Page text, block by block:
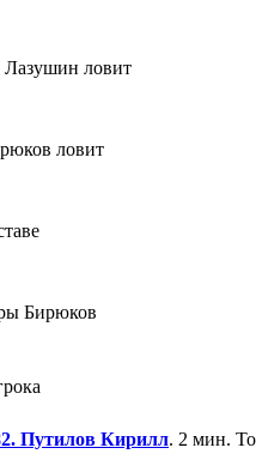
Лазушин ловит
ловит
Бирюков
Путилов Кирилл. 2 мин.